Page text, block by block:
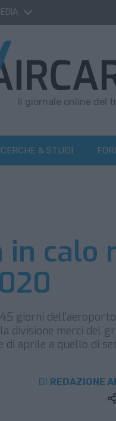
Il giornale online del
& STUDI
in calo
giorni
divisione merci del
aprile a quello di
DI REDAZIONE